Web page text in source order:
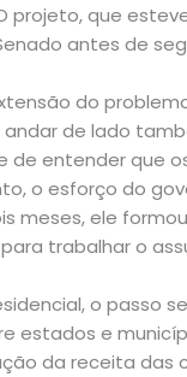
projeto, que
antes de
do
de lado
entender que
o esforço do
meses, ele
trabalhar o
o passo
estados e
da receita das